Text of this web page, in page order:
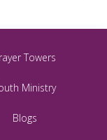
Towers
Ministry
Blogs